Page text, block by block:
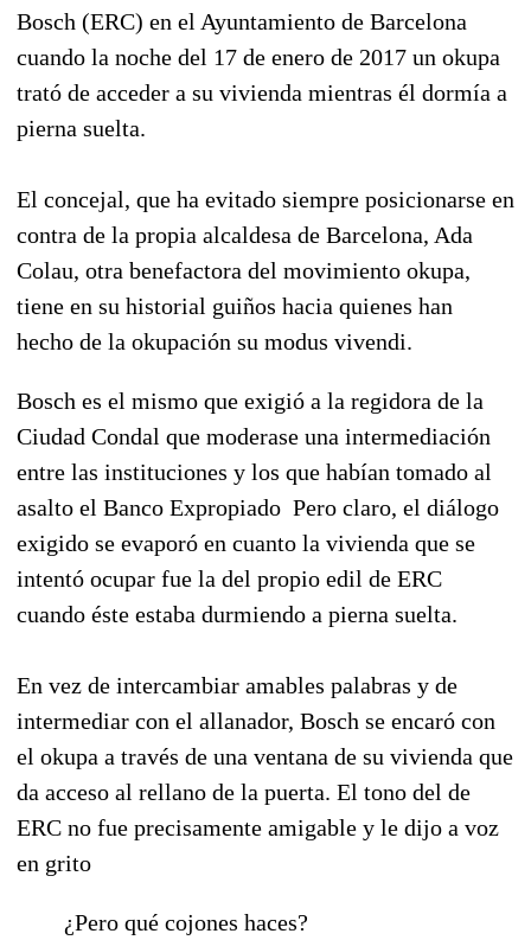
Bosch (ERC) en el Ayuntamiento de Barcelona
cuando la noche del 17 de enero de 2017 un okupa
trató de acceder a su vivienda mientras él dormía a
pierna suelta.
El concejal, que ha evitado siempre posicionarse en
contra de la propia alcaldesa de Barcelona, Ada
Colau, otra benefactora del movimiento okupa,
tiene en su historial guiños hacia quienes han
hecho de la okupación su modus vivendi.
Bosch es el mismo que exigió a la regidora de la
Ciudad Condal que moderase una intermediación
entre las instituciones y los que habían tomado al
asalto el Banco Expropiado Pero claro, el diálogo
exigido se evaporó en cuanto la vivienda que se
intentó ocupar fue la del propio edil de ERC
cuando éste estaba durmiendo a pierna suelta.
En vez de intercambiar amables palabras y de
intermediar con el allanador, Bosch se encaró con
el okupa a través de una ventana de su vivienda que
da acceso al rellano de la puerta. El tono del de
ERC no fue precisamente amigable y le dijo a voz
en grito
¿Pero qué cojones haces?